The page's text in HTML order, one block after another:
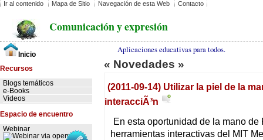
Ir al contenido Mapa de Sitio Navegación de esta Web Contacto
Comunicación y expresión
Aplicaciones educativas para todos.
Inicio
Recursos
Blogs temáticos
e-Books
Videos
Espacio de encuentro
Webinar
« Novedades »
(2011-09-14) Utilizar la piel de la
interacciÃ³n
En esta oportunidad de la mano
herramientas interactivas del MIT